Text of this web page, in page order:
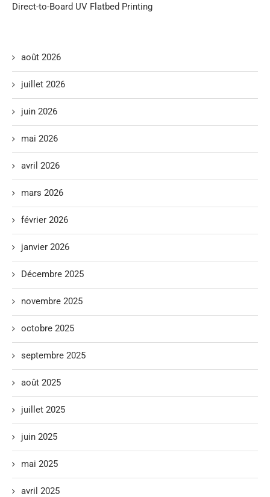
Direct-to-Board UV Flatbed Printing
août 2026
juillet 2026
juin 2026
mai 2026
avril 2026
mars 2026
février 2026
janvier 2026
Décembre 2025
novembre 2025
octobre 2025
septembre 2025
août 2025
juillet 2025
juin 2025
mai 2025
avril 2025